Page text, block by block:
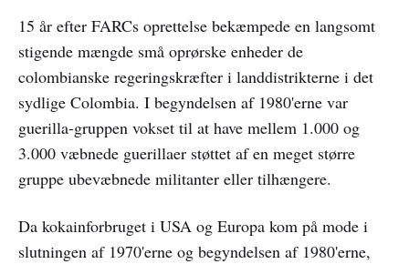
15 år efter FARCs oprettelse bekæmpede en langsomt
stigende mængde små oprørske enheder de
colombianske regeringskræfter i landdistrikterne i det
sydlige Colombia. I begyndelsen af 1980'erne var
guerilla-gruppen vokset til at have mellem 1.000 og
3.000 væbnede guerillaer støttet af en meget større
gruppe ubevæbnede militanter eller tilhængere.
Da kokainforbruget i USA og Europa kom på mode i
slutningen af 1970'erne og begyndelsen af 1980'erne,